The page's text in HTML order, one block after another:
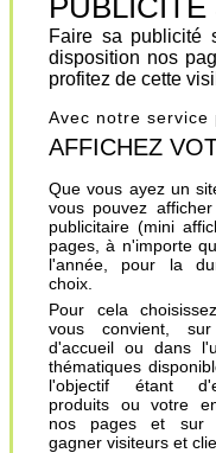
Faire sa publicité
disposition nos
profitez de cette
Avec notre
AFFICHEZ
Que vous ayez un
vous pouvez
publicitaire (mini
pages, à n'importe
l'année, pour la
choix.
Pour cela
vous convient,
d'accueil ou dans
thématiques
l'objectif étant
produits ou votre
nos pages et sur
gagner visiteurs et